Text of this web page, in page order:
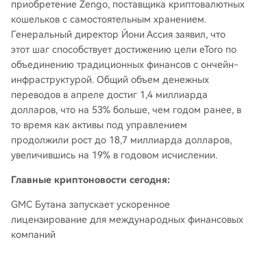
приобретение Zengo, поставщика криптовалютных
кошельков с самостоятельным хранением.
Генеральный директор Йони Ассия заявил, что
этот шаг способствует достижению цели eToro по
объединению традиционных финансов с ончейн-
инфраструктурой. Общий объем денежных
переводов в апреле достиг 1,4 миллиарда
долларов, что на 53% больше, чем годом ранее, в
то время как активы под управлением
продолжили рост до 18,7 миллиарда долларов,
увеличившись на 19% в годовом исчислении.
Главные криптоновости сегодня:
GMC Бутана запускает ускоренное
лицензирование для международных финансовых
компаний